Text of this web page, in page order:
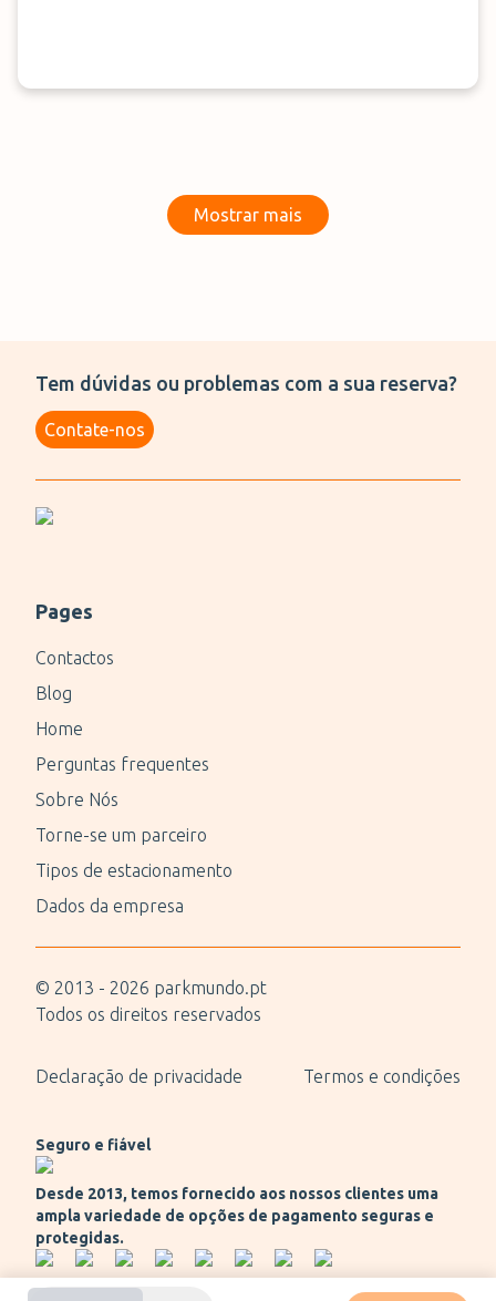
Mostrar mais
Tem dúvidas ou problemas com a sua reserva?
Contate-nos
Pages
Contactos
Blog
Home
Perguntas frequentes
Sobre Nós
Torne-se um parceiro
Tipos de estacionamento
Dados da empresa
© 2013 - 2026 parkmundo.pt
Todos os direitos reservados
Declaração de privacidade Termos e condições
Seguro e fiável
Desde 2013, temos fornecido aos nossos clientes uma
ampla variedade de opções de pagamento seguras e
protegidas.